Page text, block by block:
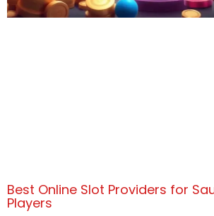
Best Online Slot Providers for
Players